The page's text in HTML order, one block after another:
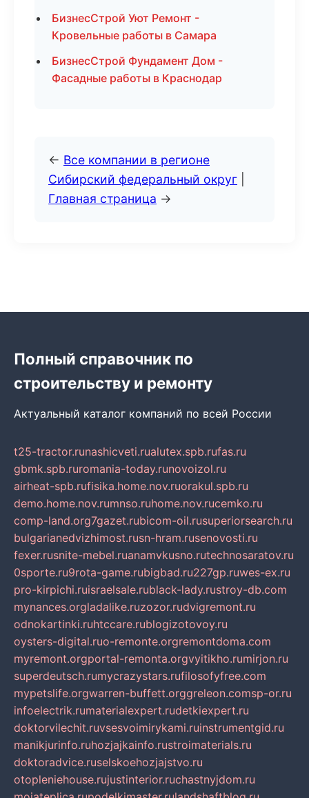
БизнесСтрой Уют Ремонт -
Кровельные работы в Самара
БизнесСтрой Фундамент Дом -
Фасадные работы в Краснодар
← Все компании в регионе
Сибирский федеральный округ
Главная страница →
Полный справочник по
строительству и ремонту
Актуальный каталог компаний по всей России
t25-tractor.runashicveti.rualutex.spb.rufas.ru
gbmk.spb.ruromania-today.runovoizol.ru
airheat-spb.rufisika.home.nov.ruorakul.spb.ru
demo.home.nov.rumnso.ruhome.nov.rucemko.ru
comp-land.org7gazet.rubicom-oil.rusuperiorsearch.ru
bulgarianedvizhimost.rusn-hram.rusenovosti.ru
fexer.rusnite-mebel.ruanamvkusno.rutechnosaratov.ru
0sporte.ru9rota-game.rubigbad.ru227gp.ruwes-ex.ru
pro-kirpichi.ruisraelsale.rublack-lady.rustroy-db.com
mynances.orgladalike.ruzozor.rudvigremont.ru
odnokartinki.ruhtccare.rublogizotovoy.ru
oysters-digital.ruo-remonte.orgremontdoma.com
myremont.orgportal-remonta.orgvyitikho.rumirjon.ru
superdeutsch.rumycrazystars.rufilosofyfree.com
mypetslife.orgwarren-buffett.orggreleon.comsp-or.ru
infoelectrik.rumaterialexpert.rudetkiexpert.ru
doktorvilechit.ruvsesvoimirykami.ruinstrumentgid.ru
manikjurinfo.ruhozjajkainfo.rustroimaterials.ru
doktoradvice.ruselskoehozjajstvo.ru
otopleniehouse.rujustinterior.ruchastnyjdom.ru